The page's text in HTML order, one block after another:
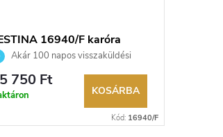
16940/F karóra
Akár 100 napos visszaküldési
Hivatalos márkakereskedő.
750 Ft
KOSÁRBA
Kód: 16940/F